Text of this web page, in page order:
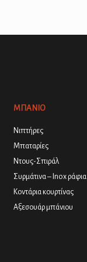
ΜΠΑΝΙΟ
Νιπτήρες
Μπαταρίες
Ντους-Σπιράλ
Συρμάτινα – Inox ράφια
Κοντάρια κουρτίνας
Αξεσουάρ μπάνιου